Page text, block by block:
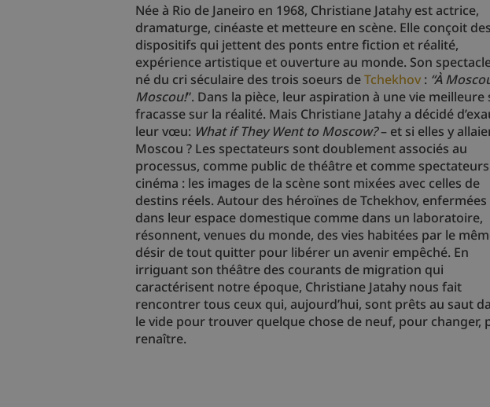
Née à Rio de Janeiro en 1968, Christiane Jatahy est actrice,
dramaturge, cinéaste et metteure en scène. Elle conçoit des
dispositifs qui jettent des ponts entre fiction et réalité,
expérience artistique et ouverture au monde. Son
né du cri séculaire des trois soeurs deTchekhov : “À
Moscou!”. Dans la pièce, leur aspiration à une vie meilleure
fracasse sur la réalité. Mais Christiane Jatahy a décidé
leur vœu: What if They Went to Moscow?– et si elles y
Moscou ? Les spectateurs sont doublement associés au
processus, comme public de théâtre et comme
cinéma : les images de la scène sont mixées avec celles de
destins réels. Autour des héroïnes de Tchekhov, enfermées
dans leur espace domestique comme dans un laboratoire,
résonnent, venues du monde, des vies habitées par le
désir de tout quitter pour libérer un avenir empêché. En
irriguant son théâtre des courants de migration qui
caractérisent notre époque, Christiane Jatahy nous fait
rencontrer tous ceux qui, aujourd’hui, sont prêts au saut
le vide pour trouver quelque chose de neuf, pour changer,
renaître.